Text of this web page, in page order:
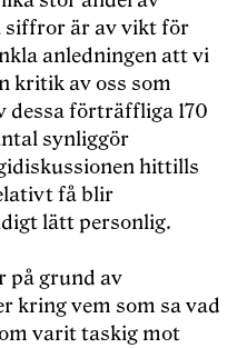
siffror är av vikt för
anledningen att vi
kritik av oss som
dessa förträffliga 170
synliggör
hittills
få blir
lätt personlig.
på grund av
kring vem som sa vad
varit taskig mot